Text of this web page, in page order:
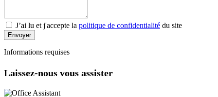
J’ai lu et j'accepte la politique de confidentialité du site
Envoyer
Informations requises
Laissez-nous vous assister